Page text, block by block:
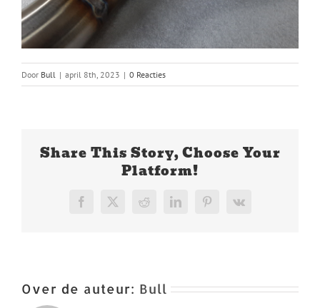
Door Bull | april 8th, 2023 | 0 Reacties
Share This Story, Choose Your
Platform!
Facebook
X RedditLinkedInPinterest
Vk
Over de auteur: Bull